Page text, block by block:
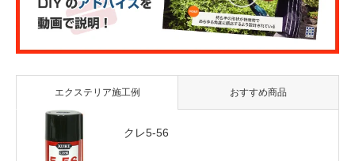
エクステリア施工例 おすすめ商品
クレ5-56